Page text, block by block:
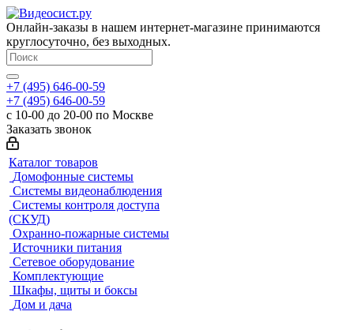
Онлайн-заказы в нашем интернет-магазине принимаются
круглосуточно, без выходных.
+7 (495) 646-00-59
+7 (495) 646-00-59
с 10-00 до 20-00 по Москве
Заказать звонок
Каталог товаров
Домофонные системы
Системы видеонаблюдения
Системы контроля доступа
(СКУД)
Охранно-пожарные системы
Источники питания
Сетевое оборудование
Комплектующие
Шкафы, щиты и боксы
Дом и дача